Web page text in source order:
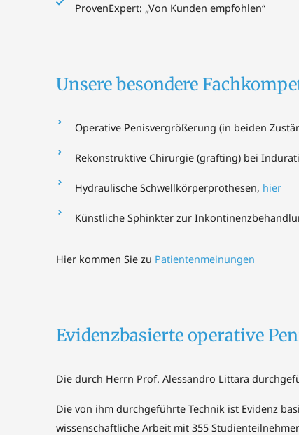
ProvenExpert: „Von Kunden empfohlen“
Unsere besondere
Operative Penisvergrößerung (in beiden
Rekonstruktive Chirurgie (grafting) bei
Hydraulische Schwellkörperprothesen, hier
Künstliche Sphinkter zur
Hier kommen Sie zu Patientenmeinungen
Evidenzbasierte operative
Die durch Herrn Prof. Alessandro Littara
Die von ihm durchgeführte Technik ist Evidenz
wissenschaftliche Arbeit mit 355